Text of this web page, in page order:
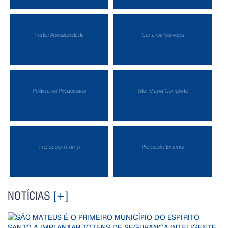
Portal Acessibilidade Carta de Serviços
Política de Privacidade Site: Mapa Completo
Protocolo Interno Protocolo Externo
NOTÍCIAS [+]